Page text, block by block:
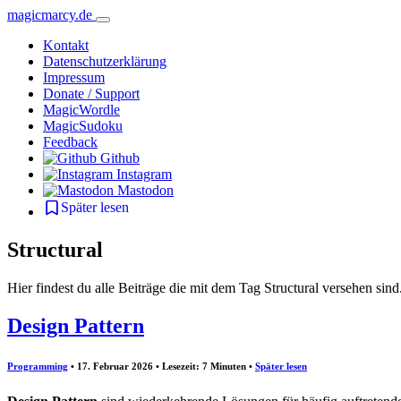
magicmarcy.de
Kontakt
Datenschutzerklärung
Impressum
Donate / Support
MagicWordle
MagicSudoku
Feedback
Github
Instagram
Mastodon
Später lesen
Structural
Hier findest du alle Beiträge die mit dem Tag Structural versehen
Design Pattern
Programming • 17. Februar 2026 • Lesezeit: 7 Minuten • Später lesen